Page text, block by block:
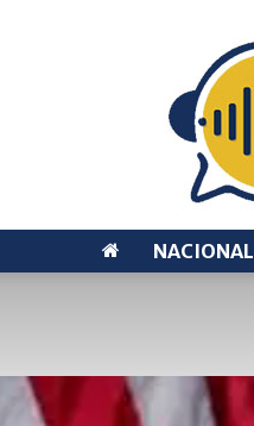
NACIONAL